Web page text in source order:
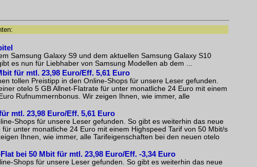
Samsung Galaxy S9 und dem aktuellen Samsung Galaxy S10
es nun für Liebhaber von Samsung Modellen ab dem ...
für mtl. 23,98 Euro/Eff. 5,61 Euro
tollen Preistipp in den Online-Shops für unsere Leser gefunden.
otelo 5 GB Allnet-Flatrate für unter monatliche 24 Euro mit einem
Rufnummernbonus. Wir zeigen Ihnen, wie immer, alle
mtl. 23,98 Euro/Eff. 5,61 Euro
Shops für unsere Leser gefunden. So gibt es weiterhin das neue
unter monatliche 24 Euro mit einem Highspeed Tarif von 50 Mbit/s
Ihnen, wie immer, alle Tarifeigenschaften bei den neuen otelo
bei 50 Mbit für mtl. 23,98 Euro/Eff. -3,34 Euro
Shops für unsere Leser gefunden. So gibt es weiterhin das neue